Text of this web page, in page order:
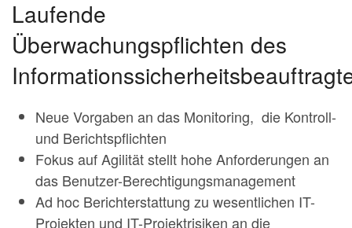
Laufende
Überwachungspflichten des
Neue Vorgaben an das Monitoring, die Kontroll-
und Berichtspflichten
Fokus auf Agilität stellt hohe Anforderungen an
das Benutzer-Berechtigungsmanagement
Ad hoc Berichterstattung zu wesentlichen IT-
Projekten und IT-Projektrisiken an die